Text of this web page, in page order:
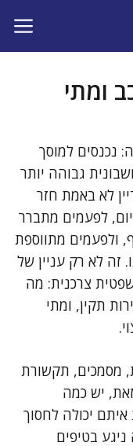
ומתי
נכנסים למוסך
גבוהה יותר
לא באמת חזר
לפעמים מתברר
ולפעמים מתווספת
זה לא רק עניין של
צרכנית: מה
תקין, ומתי
מסמכים, תקשורת
יש כמה
איתם יכולה לחסוך
בטיפים